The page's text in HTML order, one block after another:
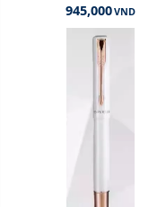
945,000VND